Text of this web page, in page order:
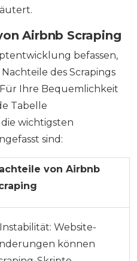
Airbnb Scraping
befassen,
des Scrapings
Ihre Bequemlichkeit
Tabelle
wichtigsten
sind:
von Airbnb
Instabilität: Website-
können